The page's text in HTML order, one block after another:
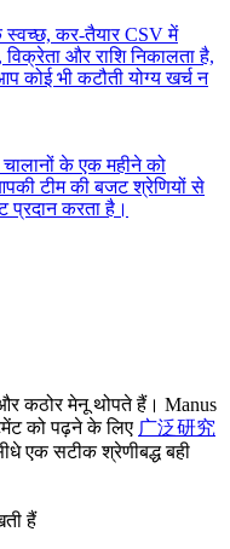
स्वच्छ, कर-तैयार CSV में
और राशि निकालता है,
कोई भी कटौती योग्य खर्च न
के एक महीने को
टीम की बजट श्रेणियों से
प्रदान करता है।
कठोर मेनू थोपते हैं। Manus
को पढ़ने के लिए 广泛研究
एक सटीक श्रेणीबद्ध बही